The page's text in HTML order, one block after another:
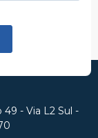
49 - Via L2 Sul -